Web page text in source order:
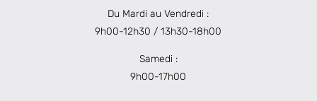
Du Mardi au Vendredi :
9h00-12h30 / 13h30-18h00
Samedi :
9h00-17h00